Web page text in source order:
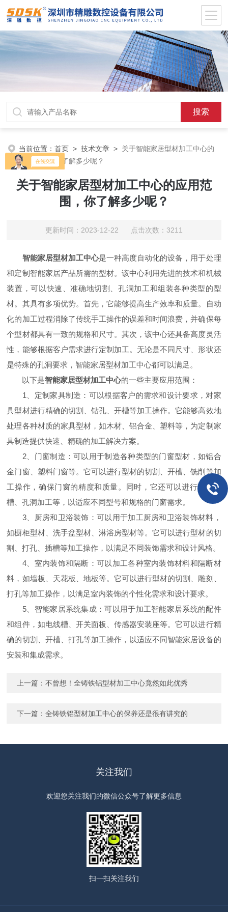
当前位置：首页 >技术文章 > 关于智能家居型材加工中心的
应用范围，你了解多少呢？
关于智能家居型材加工中心的应用范
围，你了解多少呢？
更新时间：2023-12-22 点击次数：3211
智能家居型材加工中心是一种高度自动化的设备，用于处理
和定制智能家居产品所需的型材。该中心利用先进的技术和机械
装置，可以快速、准确地切割、孔洞加工和组装各种类型的型
材。其具有多项优势。首先，它能够提高生产效率和质量。自动
化的加工过程消除了传统手工操作的误差和时间浪费，并确保每
个型材都具有一致的规格和尺寸。其次，该中心还具备高度灵活
性，能够根据客户需求进行定制加工。无论是不同尺寸、形状还
是特殊的孔洞要求，智能家居型材加工中心都可以满足。
以下是智能家居型材加工中心的一些主要应用范围：
1、定制家具制造：可以根据客户的需求和设计要求，对家
具型材进行精确的切割、钻孔、开槽等加工操作。它能够高效地
处理各种材质的家具型材，如木材、铝合金、塑料等，为定制家
具制造提供快速、精确的加工解决方案。
2、门窗制造：可以用于制造各种类型的门窗型材，如铝合
金门窗、塑料门窗等。它可以进行型材的切割、开槽、铣削等加
工操作，确保门窗的精度和质量。同时，它还可以进行玻璃开
槽、孔洞加工等，以适应不同型号和规格的门窗需求。
3、厨房和卫浴装饰：可以用于加工厨房和卫浴装饰材料，
如橱柜型材、洗手盆型材、淋浴房型材等。它可以进行型材的切
割、打孔、插槽等加工操作，以满足不同装饰需求和设计风格。
4、室内装饰和隔断：可以加工各种室内装饰材料和隔断材
料，如墙板、天花板、地板等。它可以进行型材的切割、雕刻、
打孔等加工操作，以满足室内装饰的个性化需求和设计要求。
5、智能家居系统集成：可以用于加工智能家居系统的配件
和组件，如电线槽、开关面板、传感器安装座等。它可以进行精
确的切割、开槽、打孔等加工操作，以适应不同智能家居设备的
安装和集成需求。
上一篇：不曾想！全铸铁铝型材加工中心竟然如此优秀
下一篇：全铸铁铝型材加工中心的保养还是很有讲究的
关注我们
欢迎您关注我们的微信公众号了解更多信息
扫一扫关注我们